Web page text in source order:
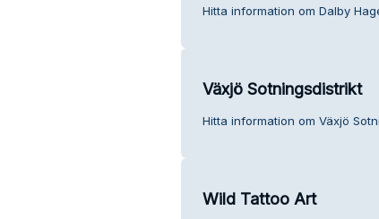
Hitta information om Dalby
Växjö Sotningsdistrikt
Hitta information om Växjö
Wild Tattoo Art